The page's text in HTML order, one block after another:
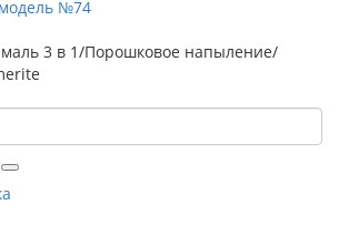
№74
3 в 1/Порошковое напыление/